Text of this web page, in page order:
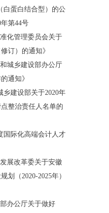
白蛋白结合型）的公
第44号
化管理委员会关于
订）的通知》
城乡建设部办公厅
通知》
乡建设部关于2020年
整治责任人名单的
国际化高端会计人才
展改革委关于安徽
划（2020-2025年）
办公厅关于做好